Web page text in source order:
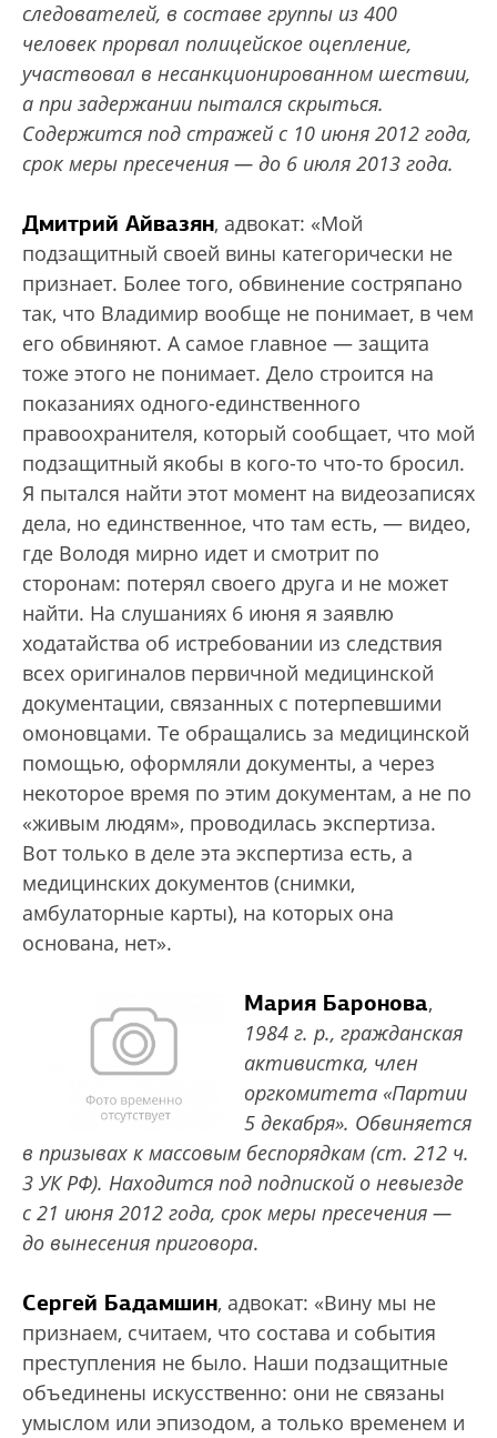
следователей, в составе группы из 400
человек прорвал полицейское оцепление,
участвовал в несанкционированном шествии,
а при задержании пытался скрыться.
Содержится под стражей с 10 июня 2012 года,
срок меры пресечения — до 6 июля 2013 года.
Дмитрий Айвазян, адвокат: «Мой
подзащитный своей вины категорически не
признает. Более того, обвинение состряпано
так, что Владимир вообще не понимает, в чем
его обвиняют. А самое главное — защита
тоже этого не понимает. Дело строится на
показаниях одного-единственного
правоохранителя, который сообщает, что мой
подзащитный якобы в кого-то что-то бросил.
Я пытался найти этот момент на видеозаписях
дела, но единственное, что там есть, — видео,
где Володя мирно идет и смотрит по
сторонам: потерял своего друга и не может
найти. На слушаниях 6 июня я заявлю
ходатайства об истребовании из следствия
всех оригиналов первичной медицинской
документации, связанных с потерпевшими
омоновцами. Те обращались за медицинской
помощью, оформляли документы, а через
некоторое время по этим документам, а не по
«живым людям», проводилась экспертиза.
Вот только в деле эта экспертиза есть, а
медицинских документов (снимки,
амбулаторные карты), на которых она
основана, нет».
Мария Баронова,
1984 г. р., гражданская
активистка, член
оргкомитета «Партии
5 декабря». Обвиняется
в призывах к массовым беспорядкам (ст. 212 ч.
3 УК РФ). Находится под подпиской о невыезде
с 21 июня 2012 года, срок меры пресечения —
до вынесения приговора.
Сергей Бадамшин, адвокат: «Вину мы не
признаем, считаем, что состава и события
преступления не было. Наши подзащитные
объединены искусственно: они не связаны
умыслом или эпизодом, а только временем и